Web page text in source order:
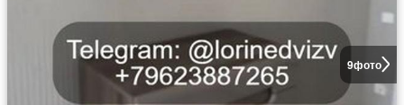
9фото